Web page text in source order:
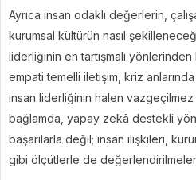
Ayrıca insan odaklı değerlerin,
kurumsal kültürün nasıl
liderliğinin en tartışmalı yönlerinden
empati temelli iletişim, kriz
insan liderliğinin halen vazgeçilmez
bağlamda, yapay zekâ destekli
başarılarla değil; insan ilişkileri,
gibi ölçütlerle de